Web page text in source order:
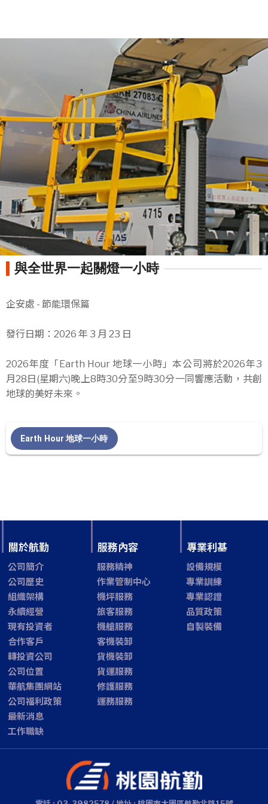
與全世界一起關燈一小時
企安處 - 節能環保篇
發行日期：2026 年 3 月 23 日
2026年度「Earth Hour 地球一小時」本公司將於2026年3
月28日(星期六)晚上8時30分至9時30分一同響應活動，共創
地球的美好未來。
Earth Hour 地球一小時
關於航勤
公司簡介
公司歷史
組織架構
永續經營
現有投資者
合作客戶
轉投資公司
公司位置
華航集團網站
公司福利政策
最新消息
工作職缺
服務內容
服務精神
作業管制中心
機坪服務
旅客服務
機艙服務
客機裝卸
貨機裝卸
貨運服務
修護服務
運務服務
專業利基
設備規模
專業訓練
專業認證
品質政策
自製裝備